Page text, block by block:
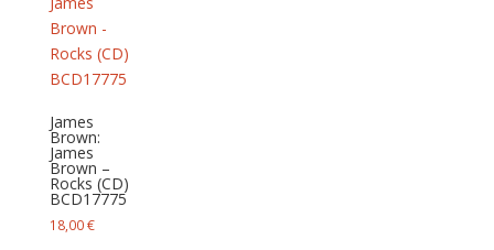
James
Brown:
James
Brown –
Rocks (CD)
BCD17775
18,00€